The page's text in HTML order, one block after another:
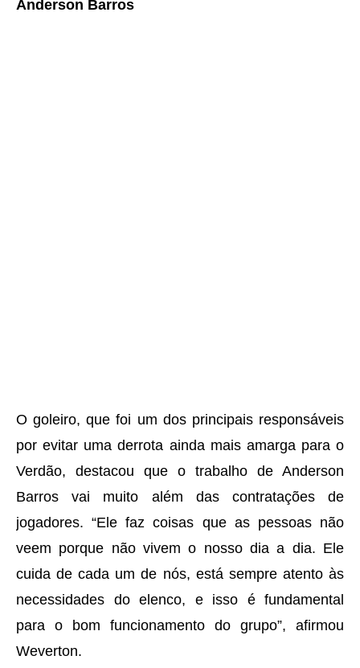
Anderson Barros
O goleiro, que foi um dos principais responsáveis
por evitar uma derrota ainda mais amarga para o
Verdão, destacou que o trabalho de Anderson
Barros vai muito além das contratações de
jogadores. “Ele faz coisas que as pessoas não
veem porque não vivem o nosso dia a dia. Ele
cuida de cada um de nós, está sempre atento às
necessidades do elenco, e isso é fundamental
para o bom funcionamento do grupo”, afirmou
Weverton.